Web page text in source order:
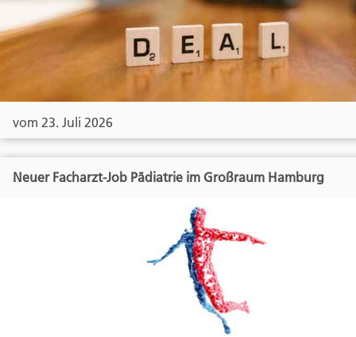
vom 23. Juli 2026
Neuer Facharzt-Job Pädiatrie im Großraum Hamburg